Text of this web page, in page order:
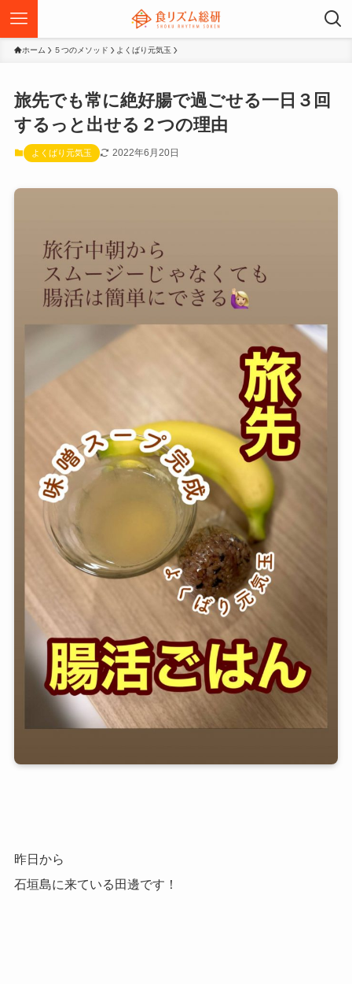
ホーム ５つのメソッド よくばり元気玉
旅先でも常に絶好腸で過ごせる一日３回
するっと出せる２つの理由
よくばり元気玉 2022年6月20日
昨日から
石垣島に来ている田邊です！